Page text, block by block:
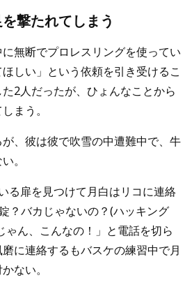
撃たれてしまう
無断でプロレスリングを使ってい
しい」という依頼を引き受けるこ
2人だったが、ひょんなことから
まう。
、彼は彼で吹雪の中遭難中で、牛
。
る扉を見つけて月白はリコに連絡
？バカじゃないの？(ハッキング
ゃん、こんなの！」と電話を切ら
に連絡するもバスケの練習中で月
ない。